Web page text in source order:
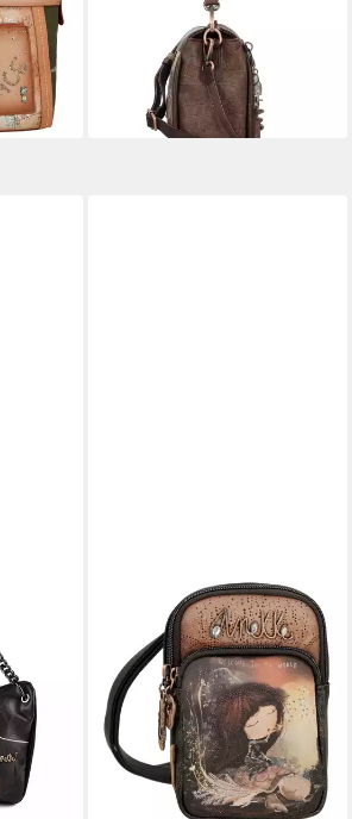
82,95 €
in 2-3 Werktagen bei dir